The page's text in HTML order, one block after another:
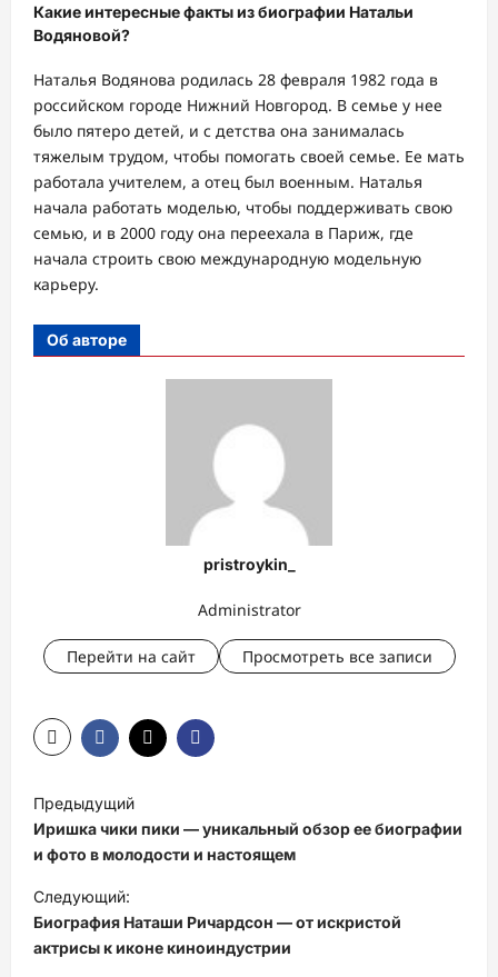
Какие интересные факты из биографии Натальи
Водяновой?
Наталья Водянова родилась 28 февраля 1982 года в
российском городе Нижний Новгород. В семье у нее
было пятеро детей, и с детства она занималась
тяжелым трудом, чтобы помогать своей семье. Ее мать
работала учителем, а отец был военным. Наталья
начала работать моделью, чтобы поддерживать свою
семью, и в 2000 году она переехала в Париж, где
начала строить свою международную модельную
карьеру.
Об авторе
pristroykin_
Administrator
Перейти на сайт Просмотреть все записи
а
в
и
г
а
Предыдущий
Иришка чики пики — уникальный обзор ее биографии
и фото в молодости и настоящем
Следующий:
Биография Наташи Ричардсон — от искристой
актрисы к иконе киноиндустрии